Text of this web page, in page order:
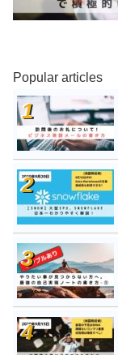
Popular articles